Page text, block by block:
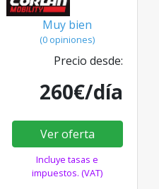
Muy bien
(0 opiniones)
Precio desde:
260€/día
Ver oferta
Incluye tasas e
impuestos. (VAT)